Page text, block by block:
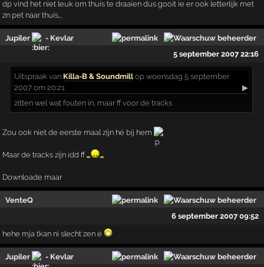
dp vind het niet leuk om thuis te draaien dus gooit ie er ook letterlijk met
zn pet naar thuis,,
Jupiler
- Kevlar
5 september 2007 22:16
Uitspraak van Killa-B & Soundmill op woensdag 5 september
2007 om 20:21:
▶
zitten wel wat fouten in, maar ff voor de tracks
Zou ook niet de eerste maal zijn hé bij hem
Maar de tracks zijn idd ff
Downloade maar
VenteQ
6 september 2007 09:52
hehe mja tkan ni slecht zen é
Jupiler
- Kevlar